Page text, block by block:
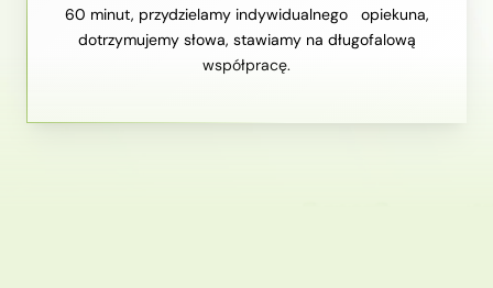
60 minut, przydzielamy indywidualnego opiekuna,
dotrzymujemy słowa, stawiamy na długofalową
współpracę.